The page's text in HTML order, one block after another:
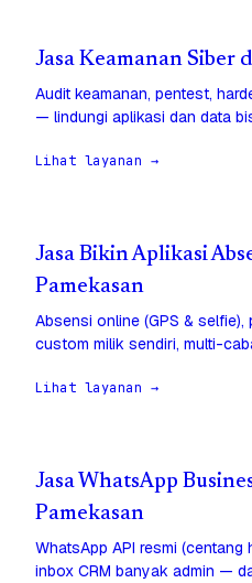
Jasa Keamanan Siber
Audit keamanan, pentest,
— lindungi aplikasi dan data
Lihat layanan →
Jasa Bikin Aplikasi
Pamekasan
Absensi online (GPS &
custom milik sendiri, multi-
Lihat layanan →
Jasa WhatsApp
Pamekasan
WhatsApp API resmi (centang
inbox CRM banyak admin —